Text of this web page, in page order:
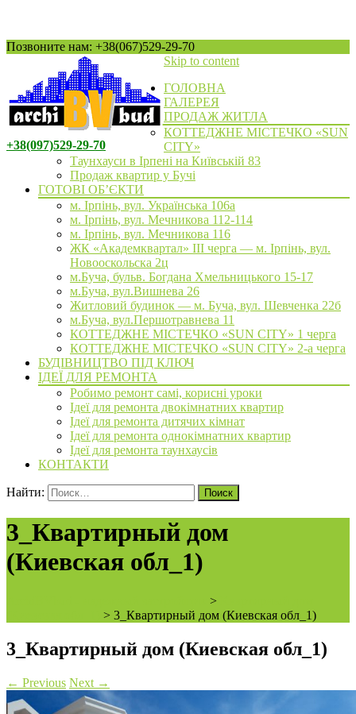
Позвоните нам: +38(067)529-29-70
+38(097)529-29-70
Skip to content
ГОЛОВНА
ГАЛЕРЕЯ
ПРОДАЖ ЖИТЛА
КОТТЕДЖНЕ МІСТЕЧКО «SUN
CITY»
Таунхауси в Ірпені на Київській 83
Продаж квартир у Бучі
ГОТОВІ ОБ’ЄКТИ
м. Ірпінь, вул. Українська 106а
м. Ірпінь, вул. Мечникова 112-114
м. Ірпінь, вул. Мечникова 116
ЖК «Академквартал» III черга — м. Ірпінь, вул.
Новооскольска 2ц
м.Буча, бульв. Богдана Хмельницького 15-17
м.Буча, вул.Вишнева 26
Житловий будинок — м. Буча, вул. Шевченка 22б
м.Буча, вул.Першотравнева 11
КОТТЕДЖНЕ МІСТЕЧКО «SUN CITY» 1 черга
КОТТЕДЖНЕ МІСТЕЧКО «SUN CITY» 2-а черга
БУДІВНИЦТВО ПІД КЛЮЧ
ІДЕЇ ДЛЯ РЕМОНТА
Робимо ремонт самі, корисні уроки
Ідеї для ремонта двокімнатних квартир
Ідеї для ремонта дитячих кімнат
Ідеї для ремонта однокімнатних квартир
Ідеї для ремонта таунхаусів
КОНТАКТИ
Найти:
3_Квартирный дом
(Киевская обл_1)
>
> 3_Квартирный дом (Киевская обл_1)
3_Квартирный дом (Киевская обл_1)
← Previous Next →